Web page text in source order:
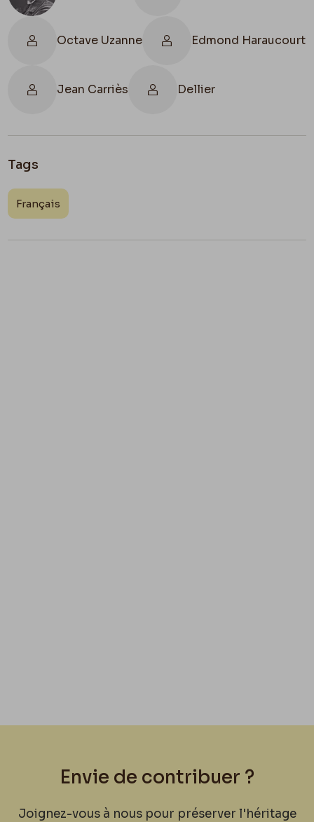
Octave Uzanne Edmond Haraucourt
Jean Carriès Dellier
Tags
Français
Envie de contribuer ?
Joignez-vous à nous pour préserver l'héritage